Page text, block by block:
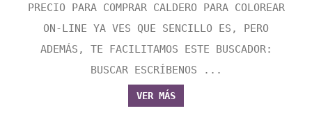
PRECIO PARA COMPRAR CALDERO PARA COLOREAR
ON-LINE YA VES QUE SENCILLO ES, PERO
ADEMÁS, TE FACILITAMOS ESTE BUSCADOR:
BUSCAR ESCRÍBENOS ...
VER MÁS